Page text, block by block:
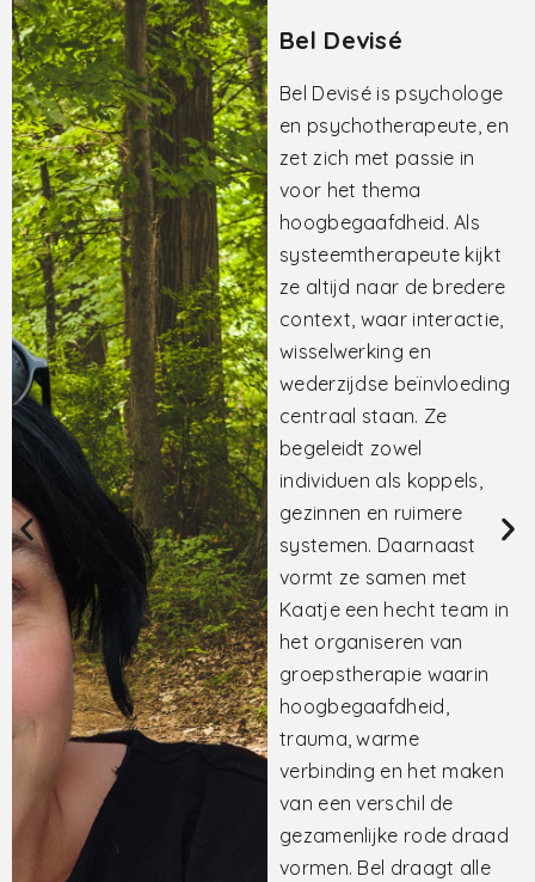
Gaëlle De Craene
Gaëlle is klinisch
psycholoog en
cliëntgericht
psychotherapeut. Zij
doet diagnostisch werk
en begeleiding rond
autisme, ADHD en
complex trauma, en
therapeutische
groepstherapie rond
hoogbegaafdheid en
gender. Daarnaast
probeert ze ook traag
maar gestaag
verandering te brengen
in de pathologische kijk
om psychische
moeilijkheden in haar
activisme rond
neurodiversiteitstheorie.
Gaëlle draagt de
HBabbels, de HBabbel x
Queer en de HB&B mee
met Kaatje. Daarnaast
vind je haar in haar eigen